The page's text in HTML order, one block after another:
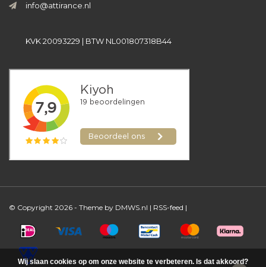
info@attirance.nl
KVK 20093229 | BTW NL001807318B44
© Copyright 2026 - Theme by DMWS.nl | RSS-feed |
Wij slaan cookies op om onze website te verbeteren. Is dat akkoord?